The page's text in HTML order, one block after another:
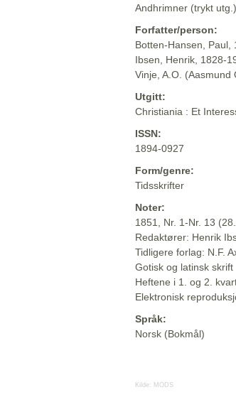
Andhrimner (trykt utg.)
Forfatter/person:
Botten-Hansen,
Ibsen, Henrik, 1828-
Vinje, A.O.
Utgitt:
Christiania : Et
ISSN:
1894-0927
Form/genre:
Tidsskrifter
Noter:
1851, Nr. 1-Nr. 13
Redaktører: Henrik
Tidligere forlag: N.F.
Gotisk og latinsk skrift
Heftene i 1. og 2.
Elektronisk
Språk:
Norsk (Bokmål)
Kilde: MODS